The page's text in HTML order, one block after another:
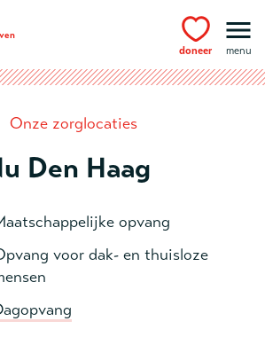
Ga naar hoofdinhoud
doneer menu
Onze zorglocaties
Den Haag
opvang
voor dak- en thuisloze